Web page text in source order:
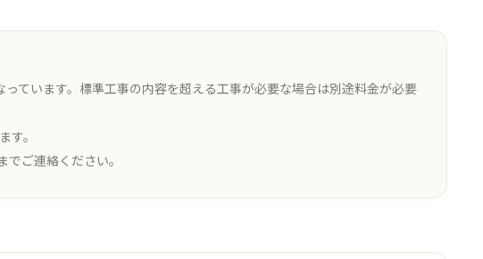
ています。標準工事の内容を超える工事が必要な場合は別途料金が必要
す。
ご連絡ください。